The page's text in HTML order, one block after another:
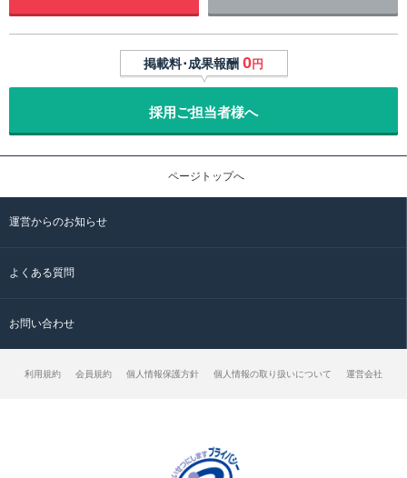
掲載料･成果報酬 0円
採用ご担当者様へ
ページトップへ
運営からのお知らせ
よくある質問
お問い合わせ
利用規約 会員規約 個人情報保護方針 個人情報の取り扱いについて 運営会社